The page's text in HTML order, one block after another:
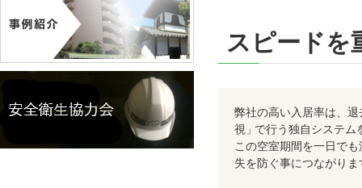
スピードを
弊社の高い入居率は、
視 」で行う独自システム
この空室期間を一日で
失を防ぐ事につながりま